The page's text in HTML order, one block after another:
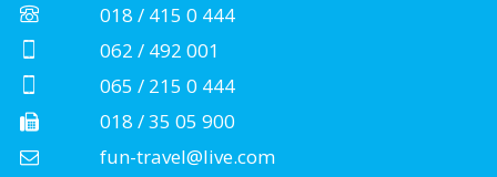
018 / 415 0 444
062 / 492 001
065 / 215 0 444
018 / 35 05 900
fun-travel@live.com